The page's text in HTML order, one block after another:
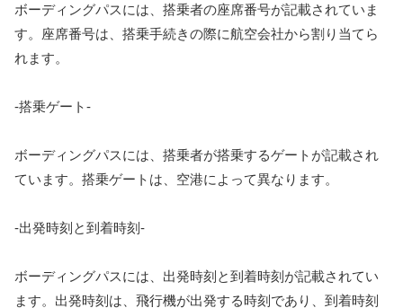
ボーディングパスには、搭乗者の座席番号が記載されていま
す。座席番号は、搭乗手続きの際に航空会社から割り当てら
れます。
-搭乗ゲート-
ボーディングパスには、搭乗者が搭乗するゲートが記載され
ています。搭乗ゲートは、空港によって異なります。
-出発時刻と到着時刻-
ボーディングパスには、出発時刻と到着時刻が記載されてい
ます。出発時刻は、飛行機が出発する時刻であり、到着時刻